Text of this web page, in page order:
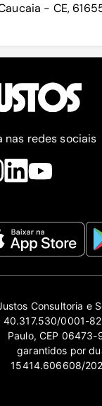
- CE,
nas redes sociais
Consultoria e
40.317.530/0001-
Paulo, CEP
garantidos por
15414.606608/